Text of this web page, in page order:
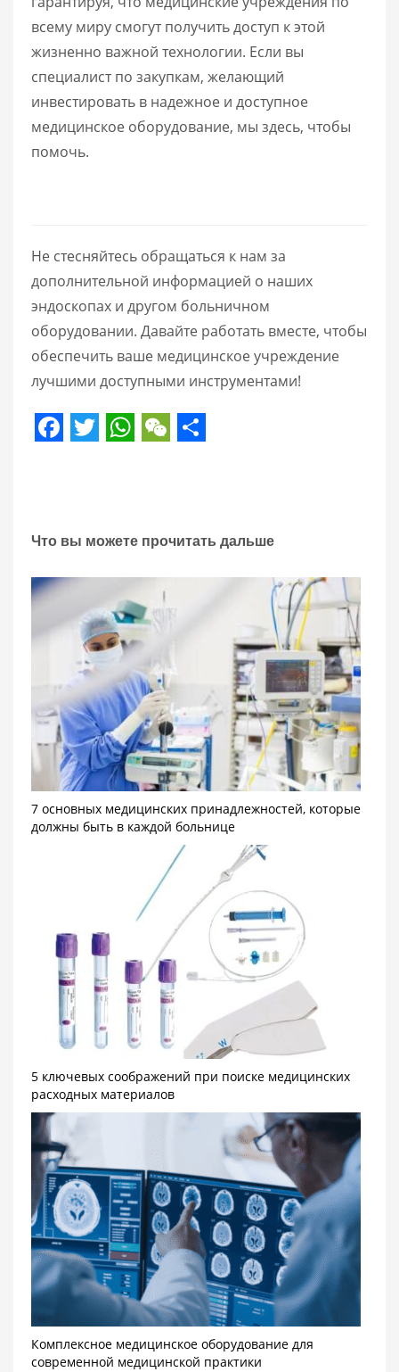
всему миру смогут получить доступ к этой
жизненно важной технологии. Если вы
специалист по закупкам, желающий
инвестировать в надежное и доступное
медицинское оборудование, мы здесь, чтобы
помочь.
Не стесняйтесь обращаться к нам за
дополнительной информацией о наших
эндоскопах и другом больничном
оборудовании. Давайте работать вместе, чтобы
обеспечить ваше медицинское учреждение
лучшими доступными инструментами!
Что вы можете прочитать дальше
7 основных медицинских принадлежностей, которые
должны быть в каждой больнице
5 ключевых соображений при поиске медицинских
расходных материалов
Комплексное медицинское оборудование для
современной медицинской практики